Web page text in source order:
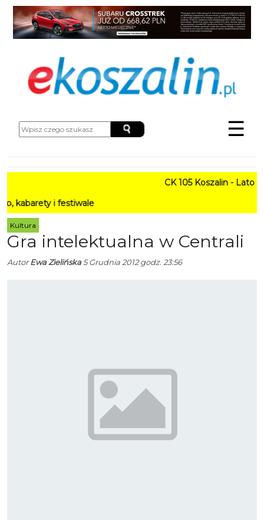
☰
CK 105 Koszalin - Lato w
i festiwale
Kultura
Gra intelektualna w Centrali
AutorEwa Zielińska5 Grudnia 2012 godz. 23:56